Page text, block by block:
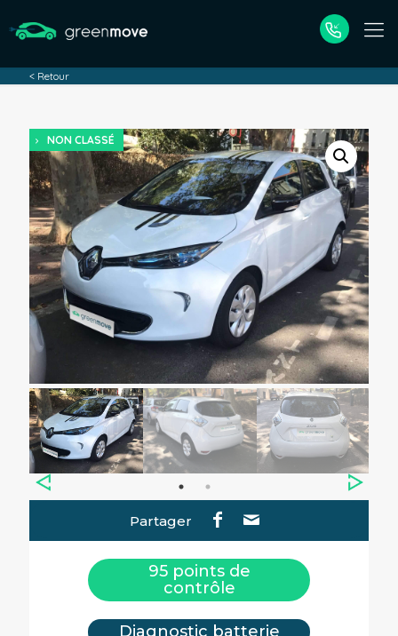
< Retour
NON CLASSÉ
Partager
95 points de
contrôle
Diagnostic batterie